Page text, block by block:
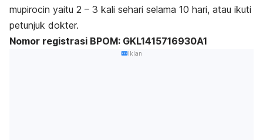
mupirocin yaitu 2 – 3 kali sehari selama 10 hari, atau ikuti
petunjuk dokter.
Nomor registrasi BPOM: GKL1415716930A1
Iklan